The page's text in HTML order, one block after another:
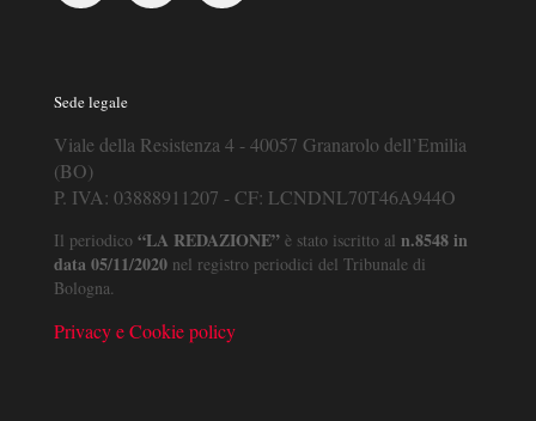
Sede legale
Viale della Resistenza 4 - 40057 Granarolo dell’Emilia
(BO)
P. IVA: 03888911207 - CF: LCNDNL70T46A944O
Il periodico “LA REDAZIONE” è stato iscritto al n.8548 in
data 05/11/2020 nel registro periodici del Tribunale di
Bologna.
Privacy e Cookie policy